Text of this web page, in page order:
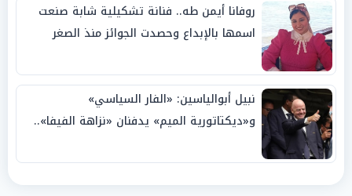
روفانا أيمن طه.. فنانة تشكيلية شابة صنعت
اسمها بالإبداع وحصدت الجوائز منذ الصغر
نبيل أبوالياسين: «الفار السياسي»
و«ديكتاتورية الميم» يدفنان «نزاهة الفيفا»..